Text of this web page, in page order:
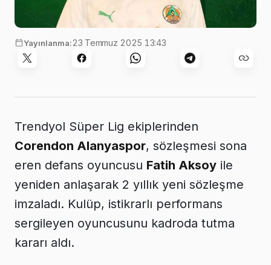
Yayınlanma:23 Temmuz 2025 13:43
Trendyol Süper Lig ekiplerinden
Corendon Alanyaspor, sözleşmesi sona
eren defans oyuncusu Fatih Aksoy ile
yeniden anlaşarak 2 yıllık yeni sözleşme
imzaladı. Kulüp, istikrarlı performans
sergileyen oyuncusunu kadroda tutma
kararı aldı.